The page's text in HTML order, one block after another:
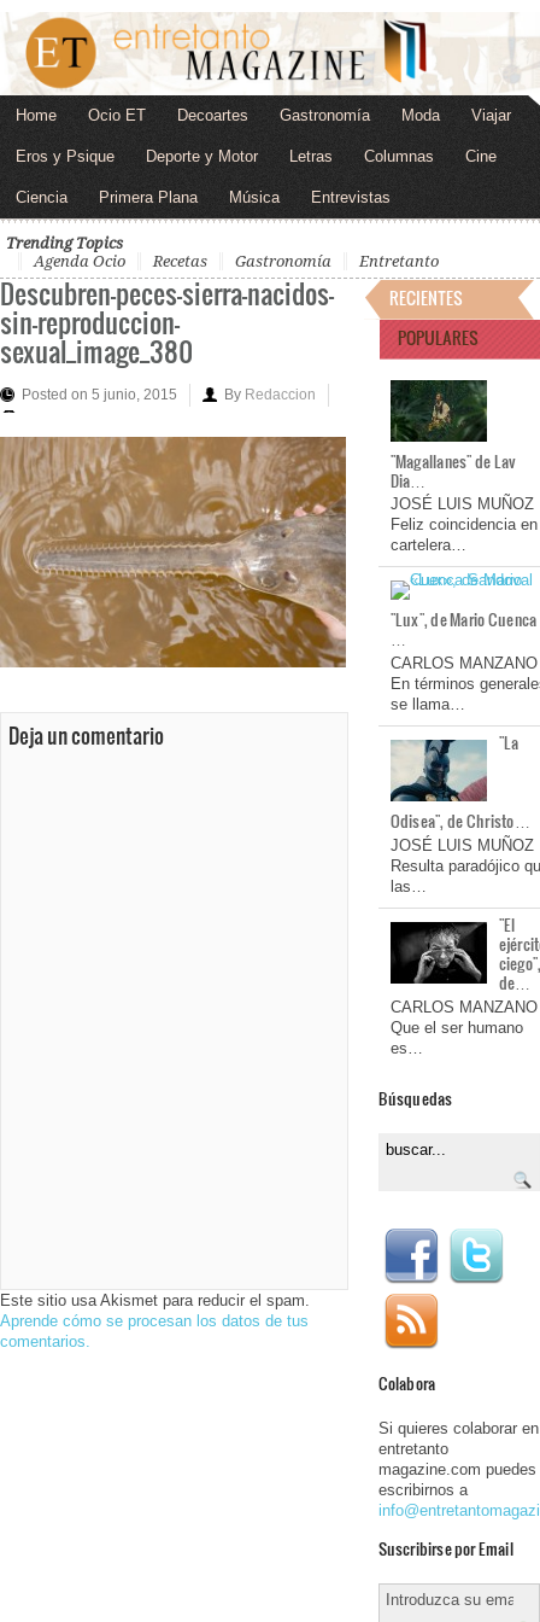
Home Ocio ET Decoartes Gastronomía Moda Viajar
Eros y Psique Deporte y Motor Letras Columnas Cine
Ciencia Primera Plana Música Entrevistas
Trending Topics
Agenda Ocio
Recetas Gastronomía Entretanto
Descubren-peces-sierra-nacidos-
sin-reproduccion-
sexual_image_380
Posted on 5 junio, 2015 By Redaccion
Deja un comentario
Este sitio usa Akismet para reducir el spam.
Aprende cómo se procesan los datos de tus
comentarios.
RECIENTES
POPULARES
"Magallanes" de Lav
Dia…
JOSÉ LUIS MUÑOZ
Feliz coincidencia en
cartelera…
"Lux", de Mario Cuenca
…
CARLOS MANZANO
En términos
se llama…
"La
Odisea", de Christo…
JOSÉ LUIS MUÑOZ
Resulta paradójico
las…
"El
de…
CARLOS MANZANO
Que el ser humano
es…
Búsquedas
Colabora
Si quieres colaborar en
entretanto
magazine.com puedes
escribirnos a
Suscribirse por Email